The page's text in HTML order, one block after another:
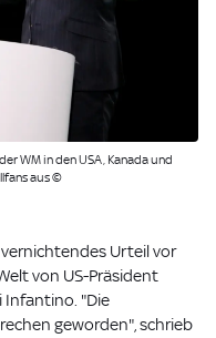
WM in den USA, Kanada und
aus ©
Urteil vor
von US-Präsident
Infantino. "Die
geworden", schrieb